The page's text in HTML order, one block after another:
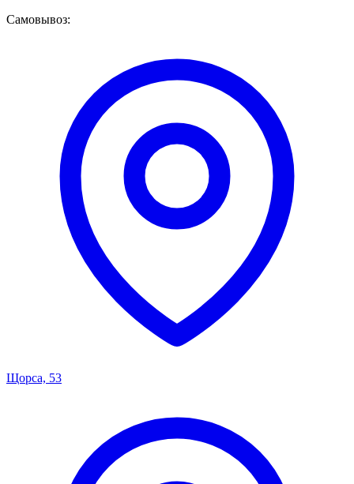
Самовывоз:
Щорса, 53